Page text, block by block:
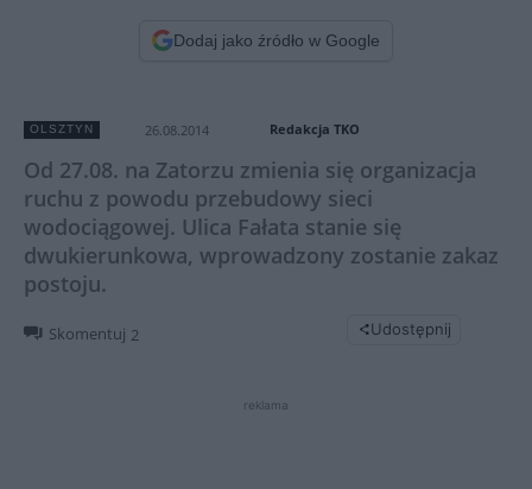
Dodaj jako źródło w Google
OLSZTYN 26.08.2014 Redakcja TKO
Od 27.08. na Zatorzu zmienia się organizacja
ruchu z powodu przebudowy sieci
wodociągowej. Ulica Fałata stanie się
dwukierunkowa, wprowadzony zostanie zakaz
postoju.
Skomentuj 2 Udostępnij
reklama